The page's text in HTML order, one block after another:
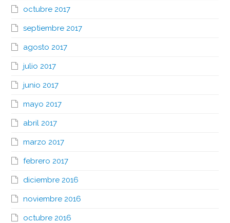
octubre 2017
septiembre 2017
agosto 2017
julio 2017
junio 2017
mayo 2017
abril 2017
marzo 2017
febrero 2017
diciembre 2016
noviembre 2016
octubre 2016